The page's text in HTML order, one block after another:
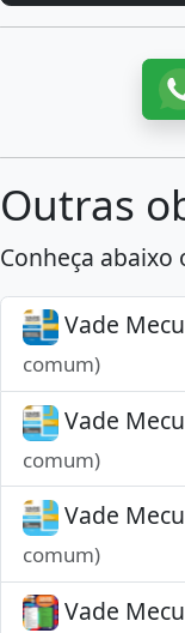
Outras
Conheça
Vade
comum)
Vade
comum)
Vade
comum)
Vade